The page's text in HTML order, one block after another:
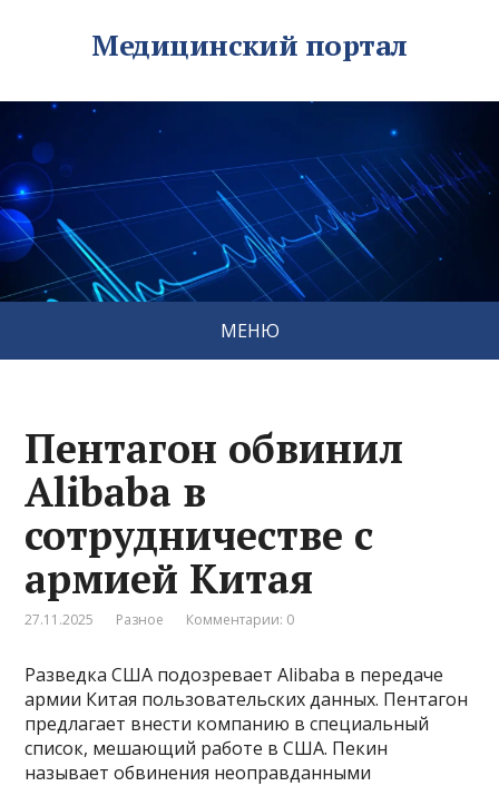
Медицинский портал
МЕНЮ
Пентагон обвинил
Alibaba в
сотрудничестве с
армией Китая
27.11.2025 Разное Комментарии: 0
Разведка США подозревает Alibaba в передаче
армии Китая пользовательских данных. Пентагон
предлагает внести компанию в специальный
список, мешающий работе в США. Пекин
называет обвинения неоправданными